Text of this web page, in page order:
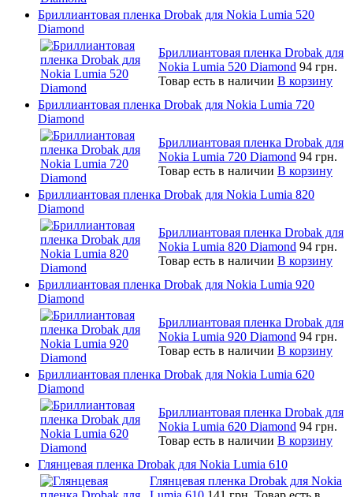
Бриллиантовая пленка Drobak для Nokia Lumia 520
Diamond
Бриллиантовая пленка Drobak для
Nokia Lumia 520 Diamond 94 грн.
Товар есть в наличии В корзину
Бриллиантовая пленка Drobak для Nokia Lumia 720
Diamond
Бриллиантовая пленка Drobak для
Nokia Lumia 720 Diamond 94 грн.
Товар есть в наличии В корзину
Бриллиантовая пленка Drobak для Nokia Lumia 820
Diamond
Бриллиантовая пленка Drobak для
Nokia Lumia 820 Diamond 94 грн.
Товар есть в наличии В корзину
Бриллиантовая пленка Drobak для Nokia Lumia 920
Diamond
Бриллиантовая пленка Drobak для
Nokia Lumia 920 Diamond 94 грн.
Товар есть в наличии В корзину
Бриллиантовая пленка Drobak для Nokia Lumia 620
Diamond
Бриллиантовая пленка Drobak для
Nokia Lumia 620 Diamond 94 грн.
Товар есть в наличии В корзину
Глянцевая пленка Drobak для Nokia Lumia 610
Глянцевая пленка Drobak для Nokia